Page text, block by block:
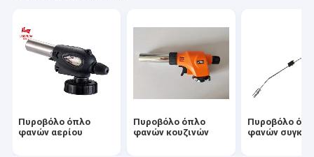
Υπαίθρια σόμπα στρατοπέδευσης
Πυροβόλο όπλο
φανών αερίου
Πυροβόλο όπλο
φανών κουζινών
Πυροβόλο
φανών